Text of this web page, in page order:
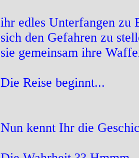
ihr edles Unterfangen zu
sich den Gefahren zu
sie gemeinsam ihre
Die Reise beginnt...
Nun kennt Ihr die